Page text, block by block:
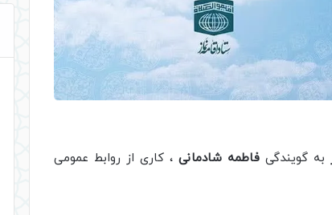
به گویندگیفاطمه شادمانی ، کاری از روابط عمومی